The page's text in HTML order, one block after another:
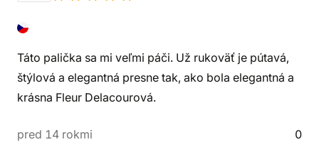
Táto palička sa mi veľmi páči. Už rukoväť je pútavá,
štýlová a elegantná presne tak, ako bola elegantná a
krásna Fleur Delacourová.
pred 14 rokmi 0